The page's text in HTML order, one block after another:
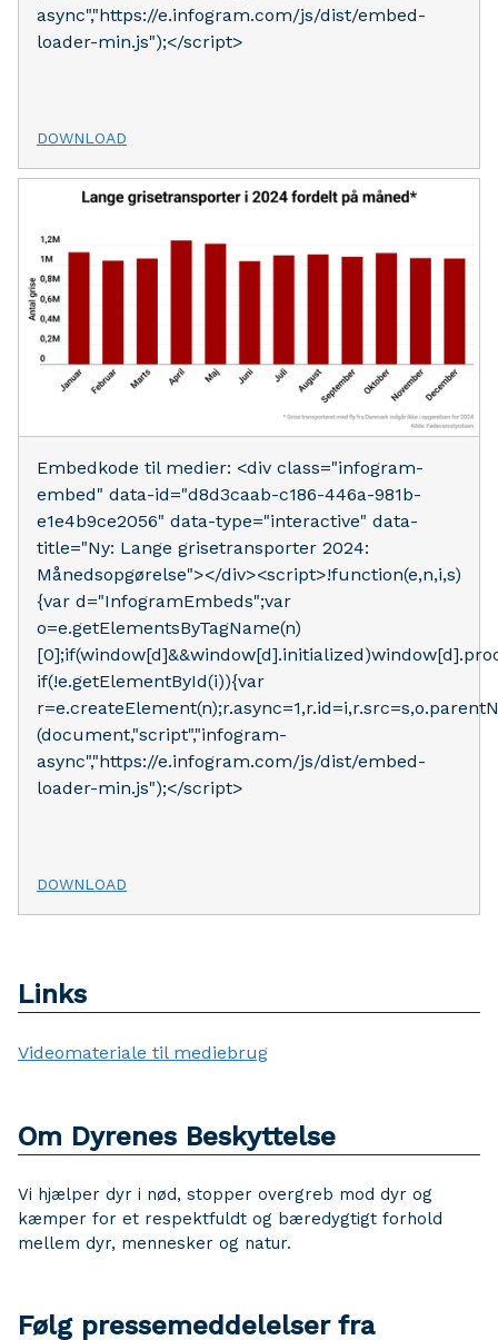
async","https://e.infogram.com/js/dist/embed-
loader-min.js");</script>
DOWNLOAD
Embedkode til medier: <div class="infogram-
embed" data-id="d8d3caab-c186-446a-981b-
e1e4b9ce2056" data-type="interactive" data-
title="Ny: Lange grisetransporter 2024:
Månedsopgørelse"></div><script>!function(e,n,i,s)
{var d="InfogramEmbeds";var
o=e.getElementsByTagName(n)
if(!e.getElementById(i)){var
(document,"script","infogram-
async","https://e.infogram.com/js/dist/embed-
loader-min.js");</script>
DOWNLOAD
Links
Videomateriale til mediebrug
Om Dyrenes Beskyttelse
Vi hjælper dyr i nød, stopper overgreb mod dyr og
kæmper for et respektfuldt og bæredygtigt forhold
mellem dyr, mennesker og natur.
Følg pressemeddelelser fra